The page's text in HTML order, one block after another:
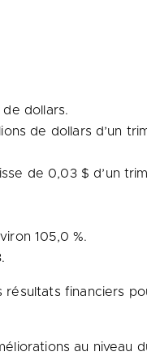
dollars.
de dollars d’un
de 0,03 $ d’un
105,0 %.
résultats financiers
au niveau